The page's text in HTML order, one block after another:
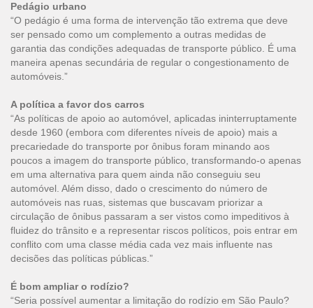
Pedágio urbano
“O pedágio é uma forma de intervenção tão extrema que deve
ser pensado como um complemento a outras medidas de
garantia das condições adequadas de transporte público. É uma
maneira apenas secundária de regular o congestionamento de
automóveis.”
A política a favor dos carros
“As políticas de apoio ao automóvel, aplicadas ininterruptamente
desde 1960 (embora com diferentes níveis de apoio) mais a
precariedade do transporte por ônibus foram minando aos
poucos a imagem do transporte público, transformando-o apenas
em uma alternativa para quem ainda não conseguiu seu
automóvel. Além disso, dado o crescimento do número de
automóveis nas ruas, sistemas que buscavam priorizar a
circulação de ônibus passaram a ser vistos como impeditivos à
fluidez do trânsito e a representar riscos políticos, pois entrar em
conflito com uma classe média cada vez mais influente nas
decisões das políticas públicas.”
É bom ampliar o rodízio?
“Seria possível aumentar a limitação do rodízio em São Paulo?